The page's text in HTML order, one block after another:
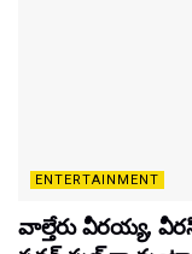
ENTERTAINMENT
వాల్తేరు వీరయ్య,